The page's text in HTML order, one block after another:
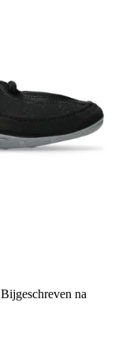
Bijgeschreven na